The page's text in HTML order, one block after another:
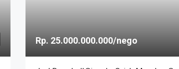
Rp. 25.000.000.000/nego